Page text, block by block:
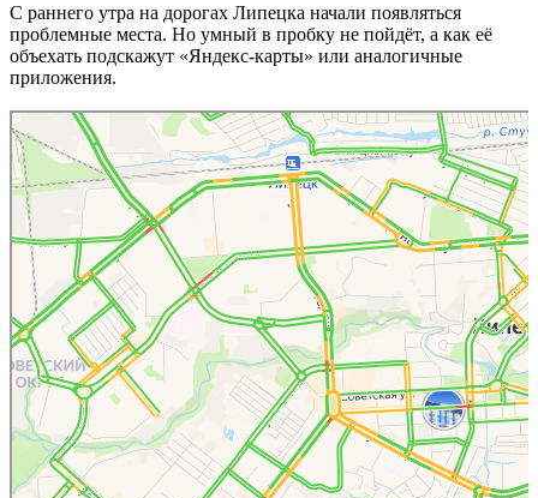
С раннего утра на дорогах Липецка начали появляться
проблемные места. Но умный в пробку не пойдёт, а как её
объехать подскажут «Яндекс-карты» или аналогичные
приложения.
Липецк
Пробки в Липецке — Яндекс Карты